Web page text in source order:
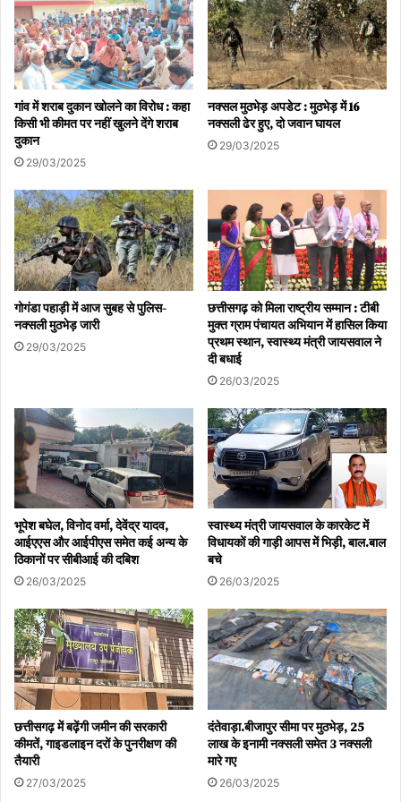
प्रक्रिया को पूरा करने के लिए भी पूरी तैयारी कर ली गई है।
मूर्ति विवाद और टिप्पणी से पैदा हुआ था विवाद
विवाद की शुरुआत 27 अक्टूबर को हुई थी, जब बघेल ने अग्रसेन महाराज और
सिंधी समाज के पूज्य देवता झूलेलाल के संबंध में एक विवादित बयान दिया था। इससे
ठीक एक दिन पहले, रायपुर के वीआईपी चौक पर छत्तीसगढ़ महतारी की मूर्ति तोड़ी
गई थी, जिसके बाद क्रांति सेना ने भारी हंगामा किया था और पुलिस के साथ उनकी
झड़प हुई थी। मूर्ति तोड़ने के आरोपी को बाद में मानसिक रूप से अस्वस्थ और नशे
में पाया गया था।
इन घटनाओं ने राज्य में तनाव बढ़ा दिया था। आज हुए आत्मसमर्पण के बाद, पुलिस
हालात पर बारीकी से नज़र बनाए हुए है।
गांव में शराब दुकान खोलने का विरोध : कहा
किसी भी कीमत पर नहीं खुलने देंगे शराब
दुकान
29/03/2025
नक्सल मुठभेड़ अपडेट : मुठभेड़ में 16
नक्सली ढेर हुए, दो जवान घायल
29/03/2025
गोगंडा पहाड़ी में आज सुबह से पुलिस-
नक्सली मुठभेड़ जारी
29/03/2025
छत्तीसगढ़ को मिला राष्ट्रीय सम्मान : टीबी
मुक्त ग्राम पंचायत अभियान में हासिल किया
प्रथम स्थान, स्वास्थ्य मंत्री जायसवाल ने
दी बधाई
26/03/2025
भूपेश बघेल, विनोद वर्मा, देवेंद्र यादव,
आईएएस और आईपीएस समेत कई अन्य के
ठिकानों पर सीबीआई की दबिश
26/03/2025
स्वास्थ्य मंत्री जायसवाल के कारकेट में
विधायकों की गाड़ी आपस में भिड़ी, बाल.बाल
बचे
26/03/2025
छत्तीसगढ़ में बढ़ेंगी जमीन की सरकारी
कीमतें, गाइडलाइन दरों के पुनरीक्षण की
तैयारी
27/03/2025
दंतेवाड़ा.बीजापुर सीमा पर मुठभेड़, 25
लाख के इनामी नक्सली समेत 3 नक्सली
मारे गए
26/03/2025